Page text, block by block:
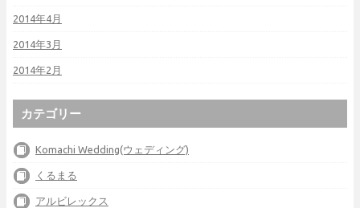
2014年4月
2014年3月
2014年2月
カテゴリー
Komachi Wedding(ウェディング)
くるまる
アルビレックス